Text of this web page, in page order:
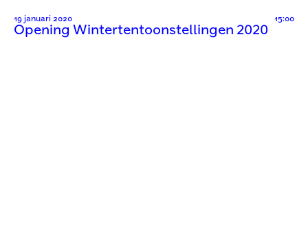
19 januari 2020 15:00
Opening Wintertentoonstellingen 2020